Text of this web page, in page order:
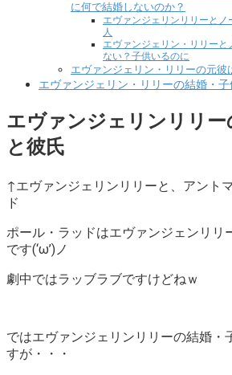
に何で結婚しないのか？
エヴァンジェリンリリーとノ
人
エヴァンジェリン・リリー
ない？子供いるのに
エヴァンジェリン・リリーの元彼
エヴァンジェリン・リリーの結婚・
エヴァンジェリンリリー
と彼氏
↑エヴァンジェリンリリーと、アント
ド
ポール・ラッドはエヴァンジェンリリ
です(‘ω’)ノ
劇中ではラッブラブですけどねｗ
ではエヴァンジェリンリリーの結婚・
すが・・・